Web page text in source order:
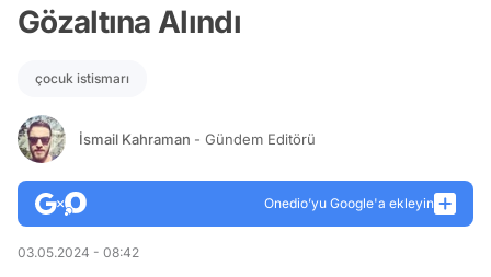
Gözaltına Alındı
çocuk istismarı
İsmail Kahraman - Gündem Editörü
Onedio’yu Google'a ekleyin
03.05.2024 - 08:42